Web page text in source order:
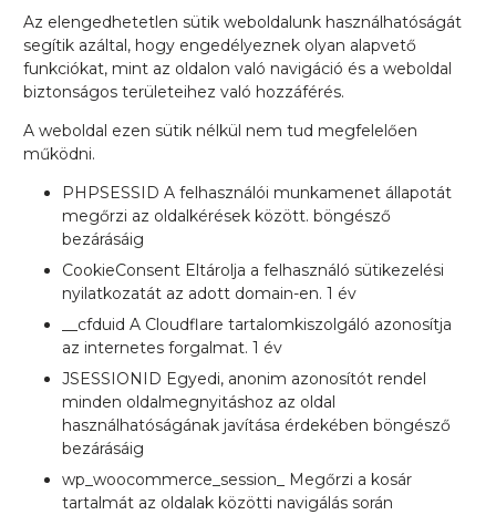
Az elengedhetetlen sütik weboldalunk használhatóságát
segítik azáltal, hogy engedélyeznek olyan alapvető
funkciókat, mint az oldalon való navigáció és a weboldal
biztonságos területeihez való hozzáférés.
A weboldal ezen sütik nélkül nem tud megfelelően
működni.
PHPSESSID A felhasználói munkamenet állapotát
megőrzi az oldalkérések között. böngésző
bezárásáig
CookieConsent Eltárolja a felhasználó sütikezelési
nyilatkozatát az adott domain-en. 1 év
__cfduid A Cloudflare tartalomkiszolgáló azonosítja
az internetes forgalmat. 1 év
JSESSIONID Egyedi, anonim azonosítót rendel
minden oldalmegnyitáshoz az oldal
használhatóságának javítása érdekében böngésző
bezárásáig
wp_woocommerce_session_ Megőrzi a kosár
tartalmát az oldalak közötti navigálás során